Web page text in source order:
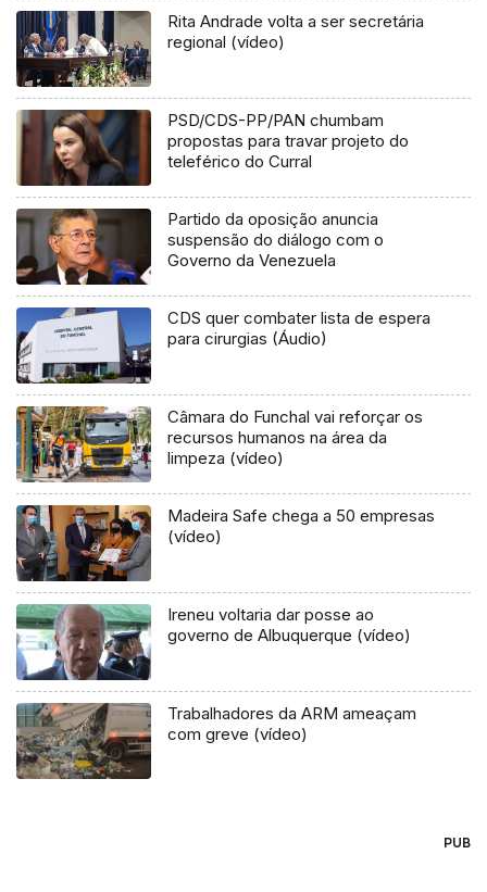
Rita Andrade volta a ser secretária
regional (vídeo)
PSD/CDS-PP/PAN chumbam
propostas para travar projeto do
teleférico do Curral
Partido da oposição anuncia
suspensão do diálogo com o
Governo da Venezuela
CDS quer combater lista de espera
para cirurgias (Áudio)
Câmara do Funchal vai reforçar os
recursos humanos na área da
limpeza (vídeo)
Madeira Safe chega a 50 empresas
(vídeo)
Ireneu voltaria dar posse ao
governo de Albuquerque (vídeo)
Trabalhadores da ARM ameaçam
com greve (vídeo)
PUB